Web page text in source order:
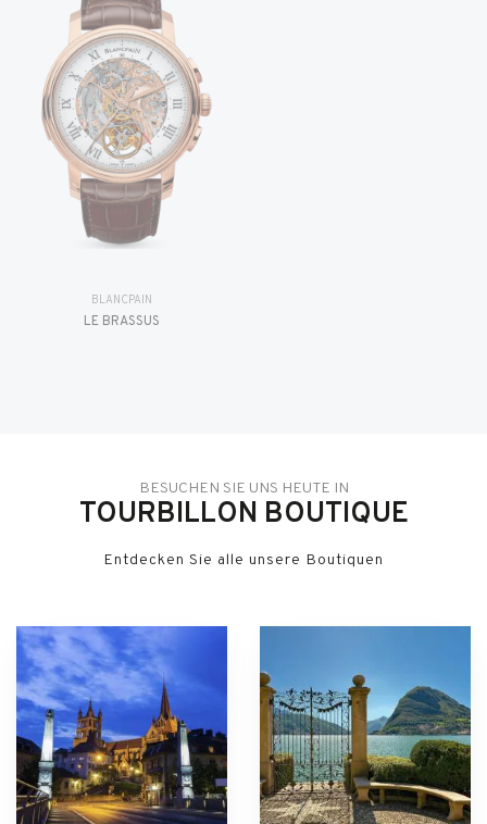
BLANCPAIN
LE BRASSUS
BESUCHEN SIE UNS HEUTE IN
TOURBILLON BOUTIQUE
Entdecken Sie alle unsere Boutiquen